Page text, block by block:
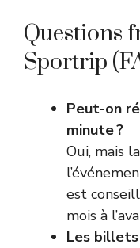
Questions
Sportrip
Peut-on
minute ?
Oui, mais
est
mois à
Les